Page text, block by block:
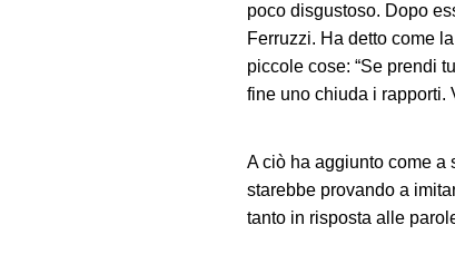
poco disgustoso. Dopo
Ferruzzi. Ha detto come
piccole cose: “Se prendi
fine uno chiuda i rapporti.
A ciò ha aggiunto come a
starebbe provando a
tanto in risposta alle